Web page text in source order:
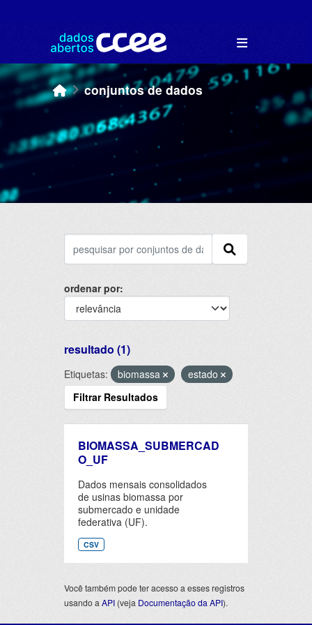
conjuntos de dados
ordenar por
resultado (1)
Etiquetas: biomassa
estado
Filtrar Resultados
BIOMASSA_SUBMERCAD
O_UF
Dados mensais consolidados
de usinas biomassa por
submercado e unidade
federativa (UF).
CSV
Você também pode ter acesso a esses registros
usando a API (veja Documentação da API).